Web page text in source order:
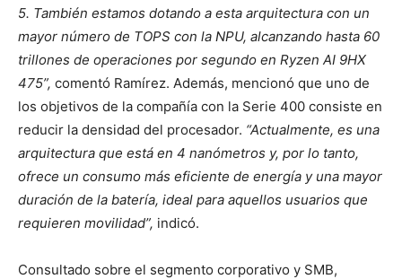
5. También estamos dotando a esta arquitectura con un
mayor número de TOPS con la NPU, alcanzando hasta 60
trillones de operaciones por segundo en Ryzen AI 9HX
475”, comentó Ramírez. Además, mencionó que uno de
los objetivos de la compañía con la Serie 400 consiste en
reducir la densidad del procesador. “Actualmente, es una
arquitectura que está en 4 nanómetros y, por lo tanto,
ofrece un consumo más eficiente de energía y una mayor
duración de la batería, ideal para aquellos usuarios que
requieren movilidad”, indicó.
Consultado sobre el segmento corporativo y SMB,